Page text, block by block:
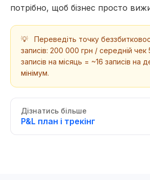
потрібно, щоб бізнес просто
💡
Переведіть точку
записів: 200 000 грн / середній
записів на місяць = ~16 записів на
мінімум.
Дізнатись більше
P&L план і трекінг